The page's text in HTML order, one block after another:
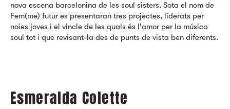
nova escena barcelonina de les soul sisters. Sota el nom de
Fem(me) futur es presentaran tres projectes, liderats per
noies joves i el vincle de les quals és l'amor per la música
soul tot i que revisant-la des de punts de vista ben diferents.
Esmeralda Colette